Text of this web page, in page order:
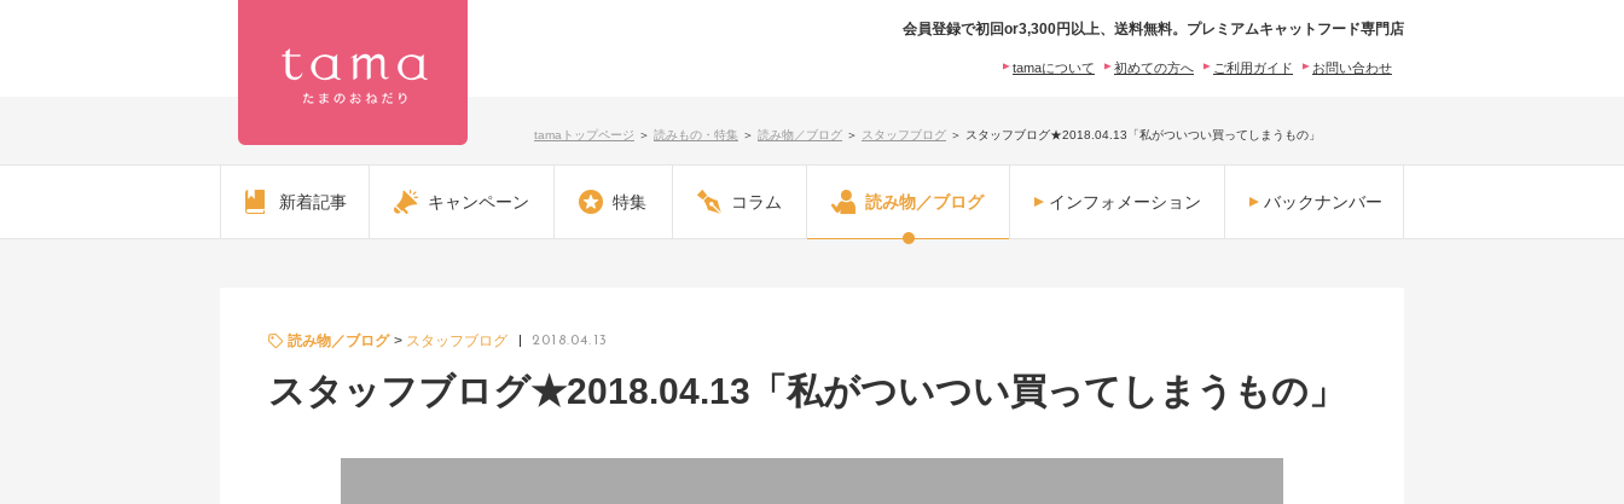
【公式】プ
レミアムキ
ド専門店
「たまのお
ねだり
会員登録で初回or3,300円以上、送料無料。プレミアムキャットフード専門店
お問い合わせ
ご利用ガイド
初めての方へ
tamaについて
tamaトップページ ＞ 読みもの・特集 ＞ 読み物／ブログ ＞ スタッフブログ ＞ スタッフブログ★2018.04.13「私がついつい買ってしまうもの」
新着記事 キャンペーン 特集 コラム 読み物／ブログ インフォメーション バックナンバー
読み物／ブログ スタッフブログ 2018.04.13
スタッフブログ★2018.04.13「私がついつい買ってしまうもの」